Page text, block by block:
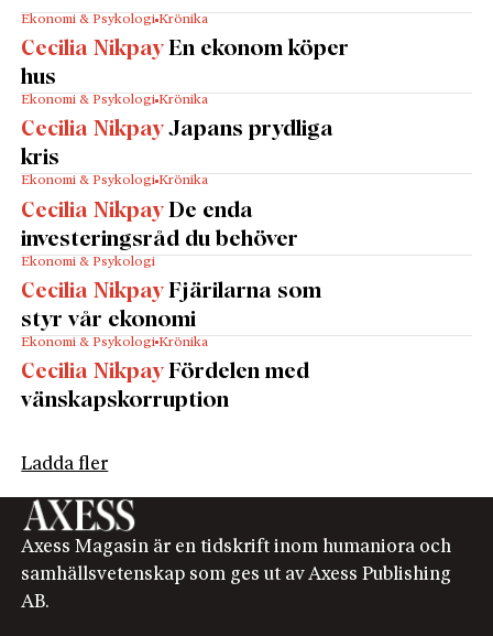
Ekonomi & Psykologi Krönika
Cecilia Nikpay En ekonom köper
hus
Ekonomi & Psykologi Krönika
Cecilia Nikpay Japans prydliga
kris
Ekonomi & Psykologi Krönika
Cecilia Nikpay De enda
investeringsråd du behöver
Ekonomi & Psykologi
Cecilia Nikpay Fjärilarna som
styr vår ekonomi
Ekonomi & Psykologi Krönika
Cecilia Nikpay Fördelen med
vänskapskorruption
Ladda fler
Axess Magasin är en tidskrift inom humaniora och
samhällsvetenskap som ges ut av Axess Publishing
AB.